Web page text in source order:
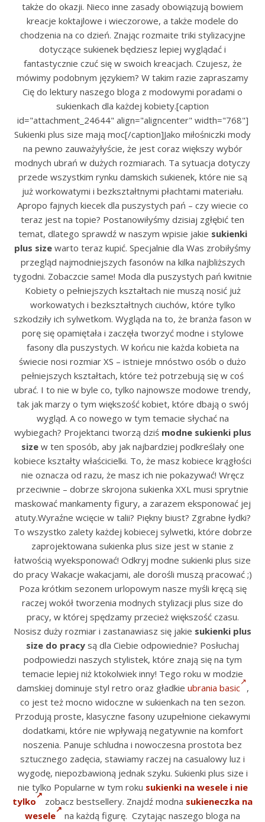
także do okazji. Nieco inne zasady obowiązują bowiem
kreacje koktajlowe i wieczorowe, a także modele do
chodzenia na co dzień. Znając rozmaite triki stylizacyjne
dotyczące sukienek będziesz lepiej wyglądać i
fantastycznie czuć się w swoich kreacjach. Czujesz, że
mówimy podobnym językiem? W takim razie zapraszamy
Cię do lektury naszego bloga z modowymi poradami o
sukienkach dla każdej kobiety.[caption
id="attachment_24644" align="aligncenter" width="768"]
Sukienki plus size mają moc[/caption]Jako miłośniczki mody
na pewno zauważyłyście, że jest coraz większy wybór
modnych ubrań w dużych rozmiarach. Ta sytuacja dotyczy
przede wszystkim rynku damskich sukienek, które nie są
już workowatymi i bezkształtnymi płachtami materiału.
Apropo fajnych kiecek dla puszystych pań – czy wiecie co
teraz jest na topie? Postanowiłyśmy dzisiaj zgłębić ten
temat, dlatego sprawdź w naszym wpisie jakie sukienki
plus size warto teraz kupić. Specjalnie dla Was zrobiłyśmy
przegląd najmodniejszych fasonów na kilka najbliższych
tygodni. Zobaczcie same! Moda dla puszystych pań kwitnie
Kobiety o pełniejszych kształtach nie muszą nosić już
workowatych i bezkształtnych ciuchów, które tylko
szkodziły ich sylwetkom. Wygląda na to, że branża fason w
porę się opamiętała i zaczęła tworzyć modne i stylowe
fasony dla puszystych. W końcu nie każda kobieta na
świecie nosi rozmiar XS – istnieje mnóstwo osób o dużo
pełniejszych kształtach, które też potrzebują się w coś
ubrać. I to nie w byle co, tylko najnowsze modowe trendy,
tak jak marzy o tym większość kobiet, które dbają o swój
wygląd. A co nowego w tym temacie słychać na
wybiegach? Projektanci tworzą dziś modne sukienki plus
sizew ten sposób, aby jak najbardziej podkreślały one
kobiece kształty właścicielki. To, że masz kobiece krągłości
nie oznacza od razu, że masz ich nie pokazywać! Wręcz
przeciwnie – dobrze skrojona sukienka XXL musi sprytnie
maskować mankamenty figury, a zarazem eksponować jej
atuty.Wyraźne wcięcie w talii? Piękny biust? Zgrabne łydki?
To wszystko zalety każdej kobiecej sylwetki, które dobrze
zaprojektowana sukienka plus size jest w stanie z
łatwością wyeksponować! Odkryj modne sukienki plus size
do pracy Wakacje wakacjami, ale dorośli muszą pracować ;)
Poza krótkim sezonem urlopowym nasze myśli kręcą się
raczej wokół tworzenia modnych stylizacji plus size do
pracy, w której spędzamy przecież większość czasu.
Nosisz duży rozmiar i zastanawiasz się jakie sukienki plus
size do pracy są dla Ciebie odpowiednie? Posłuchaj
podpowiedzi naszych stylistek, które znają się na tym
temacie lepiej niż ktokolwiek inny! Tego roku w modzie
damskiej dominuje styl retro oraz gładkie ubrania basic
,
co jest też mocno widoczne w sukienkach na ten sezon.
Przodują proste, klasyczne fasony uzupełnione ciekawymi
dodatkami, które nie wpływają negatywnie na komfort
noszenia. Panuje schludna i nowoczesna prostota bez
sztucznego zadęcia, stawiamy raczej na casualowy luz i
wygodę, niepozbawioną jednak szyku. Sukienki plus size i
nie tylko Popularne w tym roku sukienki na wesele i nie
tylko
zobacz bestsellery. Znajdź modna sukieneczka na
wesele
na każdą figurę. Czytając naszego bloga na